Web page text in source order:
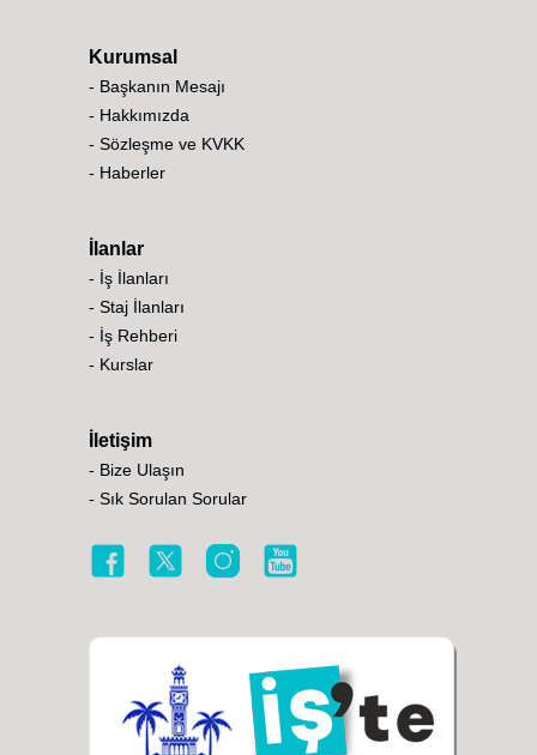
Kurumsal
- Başkanın Mesajı
- Hakkımızda
- Sözleşme ve KVKK
- Haberler
İlanlar
- İş İlanları
- Staj İlanları
- İş Rehberi
- Kurslar
İletişim
- Bize Ulaşın
- Sık Sorulan Sorular